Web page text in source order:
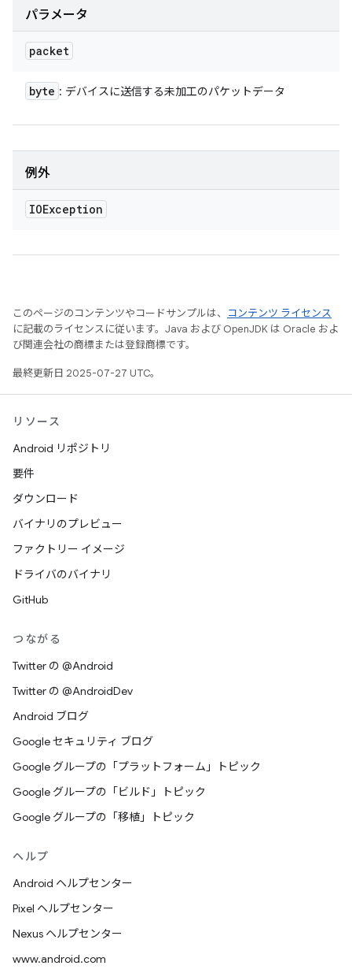
パラメータ
packet
byte : デバイスに送信する未加工のパケットデータ
例外
IOException
このページのコンテンツやコードサンプルは、
コンテンツ ライセンス
に記載のライセンスに従います。Java および OpenJDK は Oracle およ
び関連会社の商標または登録商標です。
最終更新日 2025-07-27 UTC。
リソース
Android リポジトリ
要件
ダウンロード
バイナリのプレビュー
ファクトリー イメージ
ドライバのバイナリ
GitHub
つながる
Twitter の @Android
Twitter の @AndroidDev
Android ブログ
Google セキュリティ ブログ
Google グループの「プラットフォーム」トピック
Google グループの「ビルド」トピック
Google グループの「移植」トピック
ヘルプ
Android ヘルプセンター
Pixel ヘルプセンター
Nexus ヘルプセンター
www.android.com